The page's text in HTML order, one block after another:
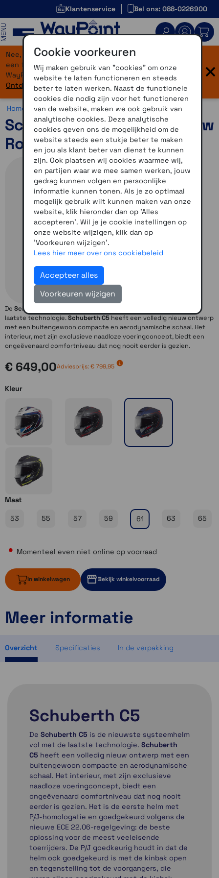
Klantenservice Bel ons: 088-0226900
Nee, je bent niet verdwaald! Onze website heeft
een flinke upgrade gekregen. Dezelfde vertrouwde
WayPoint-service, maar dan in een modern jasje.
Ontdek hier wat er allemaal nieuw is.
×
Home >Motor >Helmen >Schuberth C5
Schuberth C5 Omega Blauw
Rood 61
De Schuberth C5
is een helm van de laatste generatie vol met de
laatste technologie.Schuberth C5 heeft een volledig nieuw ontwerp
met een buitengewoon compacte en aerodynamische schaal. Het
interieur, met zijn exclusieve naadloze voeringconcept, biedt een
ongeëvenaard comfortniveau dat nog nooit eerder is gezien.
€ 649,00Adviesprijs: € 799,95
Kleur
Maat
53 55 57 59 61 63 65
Momenteel even niet online op voorraad
In winkelwagen Bekijk winkelvoorraad
Momenteel even niet op voorraad
Momenteel even niet op voorraad
Meer informatie
Overzicht Specificaties In de verpakking
Schuberth C5
De Schuberth C5 is de nieuwste systeemhelm
vol met de laatste technologie. Schuberth
C5 heeft een volledig nieuw ontwerp met een
buitengewoon compacte en aerodynamische
schaal. Het interieur, met zijn exclusieve
naadloze voeringconcept, biedt een
ongeëvenaard comfortniveau dat nog nooit
eerder is gezien. Het is de eerste helm met
P/J-homologatie en goedgekeurd volgens de
nieuwe ECE 22.06-regelgeving: de beste
oplossing voor de meest veeleisende
toerrijders. De P/J goedkeurig houdt in dat de
helm ook goedgekeurd is met de kinbak open
en tegenstelling tot de voorgangers, die
Cookie voorkeuren
Wij maken gebruik van "cookies" om onze
website te laten functioneren en steeds
beter te laten werken. Naast de functionele
cookies die nodig zijn voor het functioneren
van de website, maken we ook gebruik van
analytische cookies. Deze analytische
cookies geven ons de mogelijkheid om de
website steeds een stukje beter te maken
en jou als klant beter van dienst te kunnen
zijn. Ook plaatsen wij cookies waarmee wij,
en partijen waar we mee samen werken, jouw
gedrag kunnen volgen en persoonlijke
informatie kunnen tonen. Als je zo optimaal
mogelijk gebruik wilt kunnen maken van onze
website, klik hieronder dan op 'Alles
accepteren'. Wil je je cookie instellingen op
onze website wijzigen, klik dan op
'Voorkeuren wijzigen'.
Lees hier meer over ons cookiebeleid
Accepteer alles
Voorkeuren wijzigen